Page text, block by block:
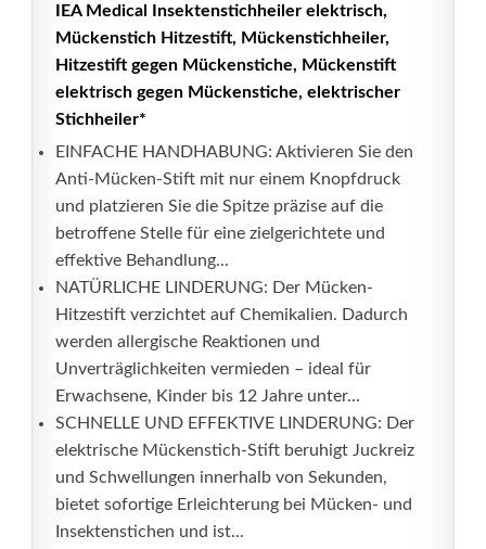
IEA Medical Insektenstichheiler elektrisch,
Mückenstich Hitzestift, Mückenstichheiler,
Hitzestift gegen Mückenstiche, Mückenstift
elektrisch gegen Mückenstiche, elektrischer
Stichheiler*
EINFACHE HANDHABUNG: Aktivieren Sie den
Anti-Mücken-Stift mit nur einem Knopfdruck
und platzieren Sie die Spitze präzise auf die
betroffene Stelle für eine zielgerichtete und
effektive Behandlung...
NATÜRLICHE LINDERUNG: Der Mücken-
Hitzestift verzichtet auf Chemikalien. Dadurch
werden allergische Reaktionen und
Unverträglichkeiten vermieden – ideal für
Erwachsene, Kinder bis 12 Jahre unter...
SCHNELLE UND EFFEKTIVE LINDERUNG: Der
elektrische Mückenstich-Stift beruhigt Juckreiz
und Schwellungen innerhalb von Sekunden,
bietet sofortige Erleichterung bei Mücken- und
Insektenstichen und ist...